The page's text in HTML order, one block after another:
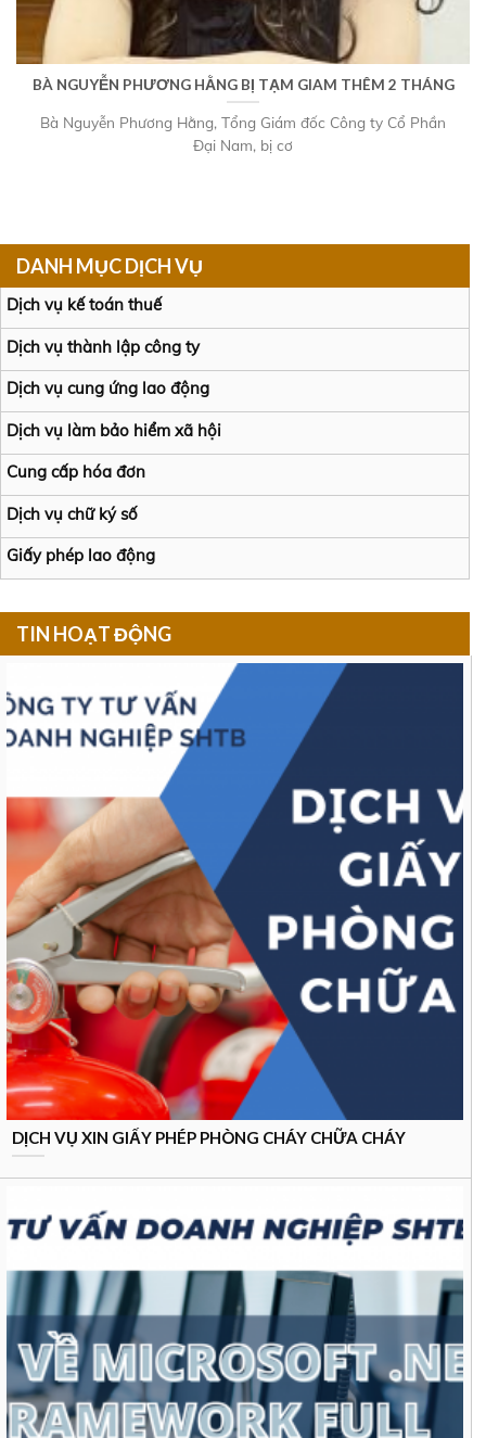
BÀ NGUYỄN PHƯƠNG HẰNG BỊ TẠM GIAM THÊM 2 THÁNG
Bà Nguyễn Phương Hằng, Tổng Giám đốc Công ty Cổ Phần
Đại Nam, bị cơ
DANH MỤC DỊCH VỤ
Dịch vụ kế toán thuế
Dịch vụ thành lập công ty
Dịch vụ cung ứng lao động
Dịch vụ làm bảo hiểm xã hội
Cung cấp hóa đơn
Dịch vụ chữ ký số
Giấy phép lao động
TIN HOẠT ĐỘNG
DỊCH VỤ XIN GIẤY PHÉP PHÒNG CHÁY CHỮA CHÁY